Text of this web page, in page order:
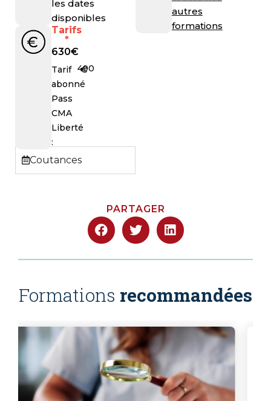
les dates
disponibles
Coutances
Tarifs
*
630€
Tarif
abonné
Pass
CMA
Liberté
:
490
€
autres
formations
PARTAGER
Formations recommandées
Esthétique formations techniques
Rituel jeunesse Okinawa
Durée : 21h (3 jours)
Tarifs : 945